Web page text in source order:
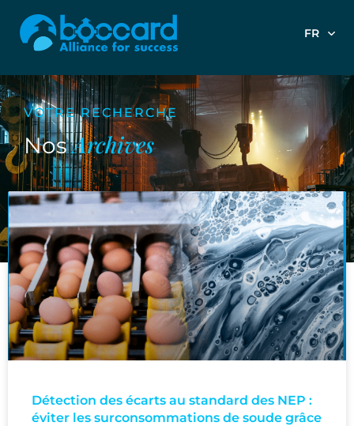
FR
VOTRE RECHERCHE
NosArchives
Détection des écarts au standard des NEP :
éviter les surconsommations de soude grâce